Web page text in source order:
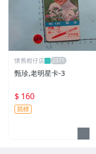
懷舊柑仔店
甄珍,老明星卡-3
$ 160
競標